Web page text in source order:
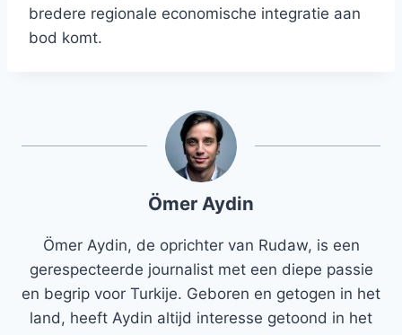
bredere regionale economische integratie aan
bod komt.
Ömer Aydin
Ömer Aydin, de oprichter van Rudaw, is een
gerespecteerde journalist met een diepe passie
en begrip voor Turkije. Geboren en getogen in het
land, heeft Aydin altijd interesse getoond in het